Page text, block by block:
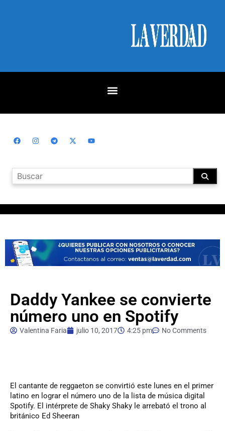
Daddy Yankee se convierte
número uno en Spotify
Valentina Faria julio 10, 2017 4:25 pm No Comments
El cantante de reggaeton se convirtió este lunes en el primer
latino en lograr el número uno de la lista de música digital
Spotify. El intérprete de Shaky Shaky le arrebató el trono al
británico Ed Sheeran